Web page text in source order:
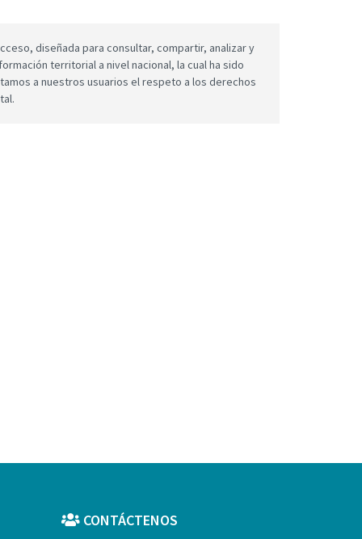
diseñada para consultar, compartir, analizar y
territorial a nivel nacional, la cual ha sido
a nuestros usuarios el respeto a los derechos
CONTÁCTENOS